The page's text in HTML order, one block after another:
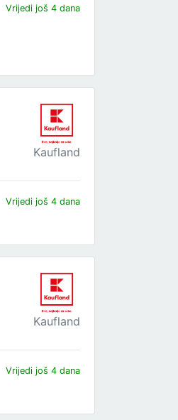
Vrijedi još 4 dana
Kaufland
Vrijedi još 4 dana
Kaufland
Vrijedi još 4 dana